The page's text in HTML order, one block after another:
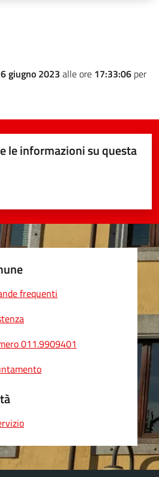
giugno 2023 alle ore 17:33:06 per
le informazioni su questa
stelle su 5
su 5
5
frequenti
011.9909401